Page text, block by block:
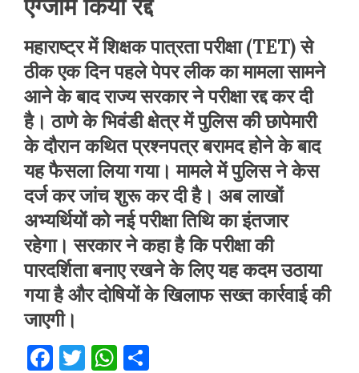
एग्जाम किया रद्द
महाराष्ट्र में शिक्षक पात्रता परीक्षा (TET) से
ठीक एक दिन पहले पेपर लीक का मामला सामने
आने के बाद राज्य सरकार ने परीक्षा रद्द कर दी
है। ठाणे के भिवंडी क्षेत्र में पुलिस की छापेमारी
के दौरान कथित प्रश्नपत्र बरामद होने के बाद
यह फैसला लिया गया। मामले में पुलिस ने केस
दर्ज कर जांच शुरू कर दी है। अब लाखों
अभ्यर्थियों को नई परीक्षा तिथि का इंतजार
रहेगा। सरकार ने कहा है कि परीक्षा की
पारदर्शिता बनाए रखने के लिए यह कदम उठाया
गया है और दोषियों के खिलाफ सख्त कार्रवाई की
जाएगी।
Facebook
TwitterWhatsApp